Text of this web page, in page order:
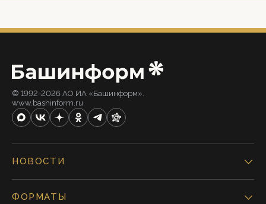
© 1992-2026 АО ИА «Башинформ».
www.bashinform.ru
НОВОСТИ
ФОРМАТЫ